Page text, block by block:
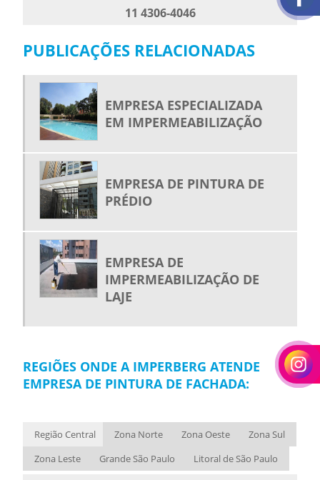
11 4306-4046
PUBLICAÇÕES RELACIONADAS
EMPRESA ESPECIALIZADA
EM IMPERMEABILIZAÇÃO
EMPRESA DE PINTURA DE
PRÉDIO
EMPRESA DE
IMPERMEABILIZAÇÃO DE
LAJE
REGIÕES ONDE A IMPERBERG ATENDE
EMPRESA DE PINTURA DE FACHADA:
Região Central Zona Norte Zona Oeste
Zona Sul
Zona Leste
Grande São Paulo Litoral de São Paulo